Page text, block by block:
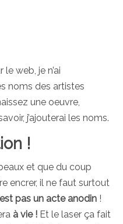
web, je n’ai
noms des artistes
une oeuvre,
j’ajouterai les noms.
!
et que du coup
encrer, il ne faut surtout
pas un acte anodin !
à vie ! Et le laser ça fait